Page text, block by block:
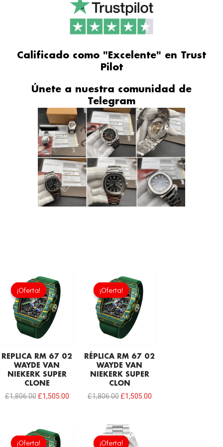
Calificado como "Excelente" en Trust
Pilot
Únete a nuestra comunidad de
Telegram
¡Oferta!
¡Oferta!
REPLICA RM 67 02
WAYDE VAN
NIEKERK SUPER
CLONE
£1,806.00
El
precio
original
era:
£1,806.00.
£1,505.00
£1,505.00.
¡Oferta!
¡Oferta!
RÉPLICA RM 67 02
WAYDE VAN
NIEKERK SUPER
CLON
£1,806.00
El
precio
original
era:
£1,806.00.
£1,505.00
¡Oferta!
¡Oferta!
El
precio
¡Oferta!
¡Oferta!
El
precio